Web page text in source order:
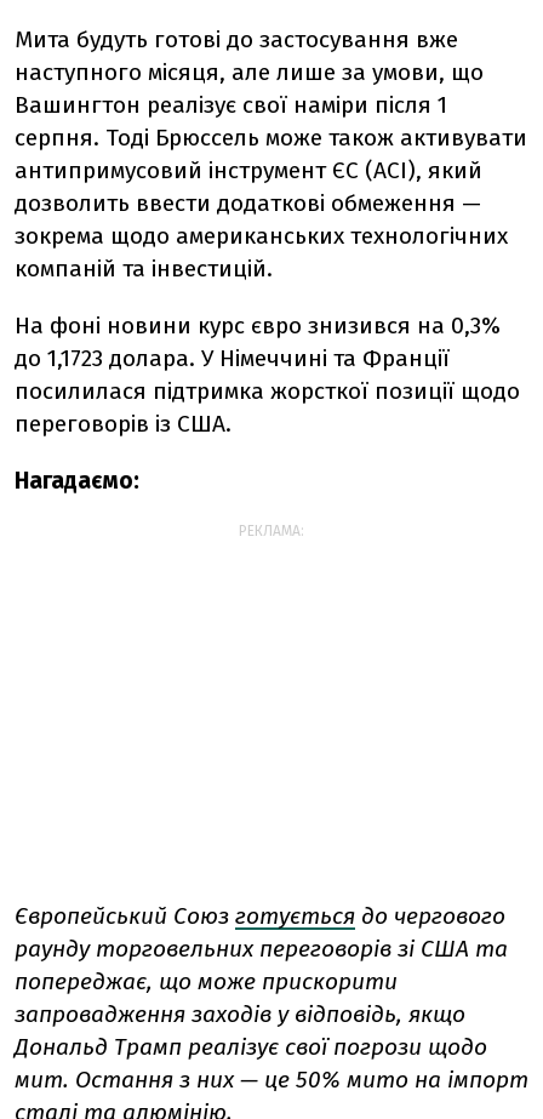
Мита будуть готові до застосування вже
наступного місяця, але лише за умови, що
Вашингтон реалізує свої наміри після 1
серпня. Тоді Брюссель може також активувати
антипримусовий інструмент ЄС (ACI), який
дозволить ввести додаткові обмеження —
зокрема щодо американських технологічних
компаній та інвестицій.
На фоні новини курс євро знизився на 0,3%
до 1,1723 долара. У Німеччині та Франції
посилилася підтримка жорсткої позиції щодо
переговорів із США.
Нагадаємо:
РЕКЛАМА:
Європейський Союз готується до чергового
раунду торговельних переговорів зі США та
попереджає, що може прискорити
запровадження заходів у відповідь, якщо
Дональд Трамп реалізує свої погрози щодо
мит. Остання з них — це 50% мито на імпорт
сталі та алюмінію.